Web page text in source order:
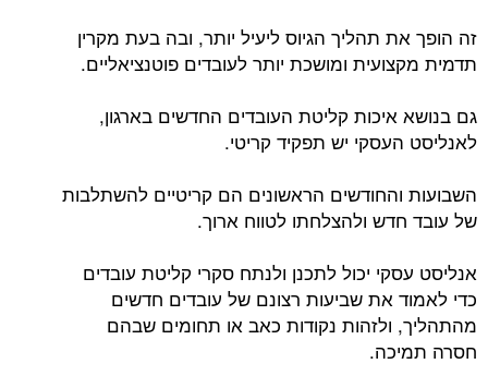
זה הופך את תהליך הגיוס ליעיל יותר, ובה בעת מקרין
תדמית מקצועית ומושכת יותר לעובדים פוטנציאליים.
גם בנושא איכות קליטת העובדים החדשים בארגון,
לאנליסט העסקי יש תפקיד קריטי.
השבועות והחודשים הראשונים הם קריטיים להשתלבות
של עובד חדש ולהצלחתו לטווח ארוך.
אנליסט עסקי יכול לתכנן ולנתח סקרי קליטת עובדים
כדי לאמוד את שביעות רצונם של עובדים חדשים
מהתהליך, ולזהות נקודות כאב או תחומים שבהם
חסרה תמיכה.